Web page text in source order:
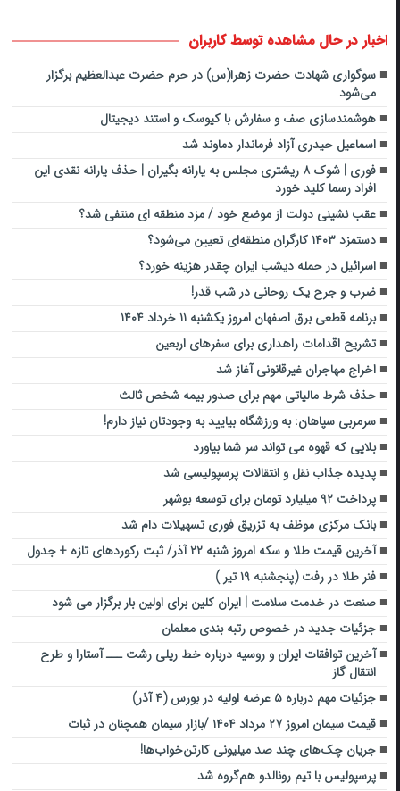
اخبار در حال مشاهده توسط کاربران
سوگواری شهادت حضرت زهرا(س) در حرم حضرت عبدالعظیم برگزار
می‌شود
هوشمندسازی صف و سفارش با کیوسک و استند دیجیتال
اسماعیل حیدری آزاد فرماندار دماوند شد
فوری | شوک ۸ ریشتری مجلس به یارانه بگیران | حذف یارانه نقدی این
افراد رسما کلید خورد
عقب نشینی دولت از موضع خود / مزد منطقه ای منتفی شد؟
دستمزد ۱۴۰۳ کارگران منطقه‌ای تعیین می‌شود؟
اسرائیل در حمله دیشب ایران چقدر هزینه خورد؟
ضرب و جرح یک روحانی در شب قدر!
برنامه قطعی برق اصفهان امروز یکشنبه ۱۱ خرداد ۱۴۰۴
تشریح اقدامات راهداری برای سفرهای اربعین
اخراج مهاجران غیرقانونی آغاز شد
حذف شرط مالیاتی مهم برای صدور بیمه شخص ثالث
سرمربی سپاهان: به ورزشگاه بیایید به وجودتان نیاز دارم!
بلایی که قهوه می تواند سر شما بیاورد
پدیده جذاب نقل و انتقالات پرسپولیسی شد
پرداخت ۹۲ میلیارد تومان برای توسعه بوشهر
بانک مرکزی موظف به تزریق فوری تسهیلات دام شد
آخرین قیمت طلا و سکه امروز شنبه ۲۲ آذر/ ثبت رکوردهای تازه + جدول
فنر طلا در رفت (پنجشنبه ۱۹ تیر )
صنعت در خدمت سلامت | ایران کلین برای اولین بار برگزار می شود
جزئیات جدید در خصوص رتبه بندی معلمان
آخرین توافقات ایران و روسیه درباره خط ریلی رشت ـــ آستارا و طرح
انتقال گاز
جزئیات مهم درباره ۵ عرضه اولیه در بورس (۴ آذر)
قیمت سیمان امروز ۲۷ مرداد ۱۴۰۴ /بازار سیمان همچنان در ثبات
جریان چک‌های چند صد میلیونی کارتن‌خواب‌ها!
پرسپولیس با تیم رونالدو هم‌گروه شد